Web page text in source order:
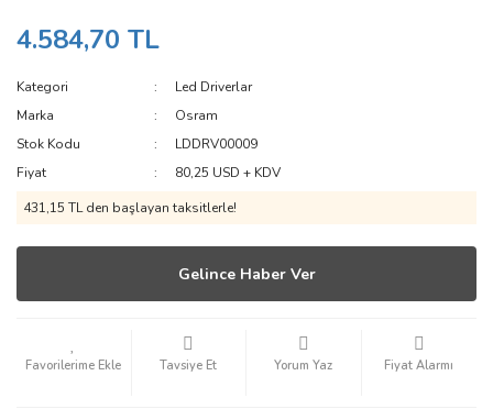
4.584,70 TL
Kategori
Led Driverlar
Marka
Osram
Stok Kodu
LDDRV00009
Fiyat
80,25 USD + KDV
431,15 TL den başlayan taksitlerle!
Gelince Haber Ver
Tavsiye Et Yorum Yaz Fiyat Alarmı